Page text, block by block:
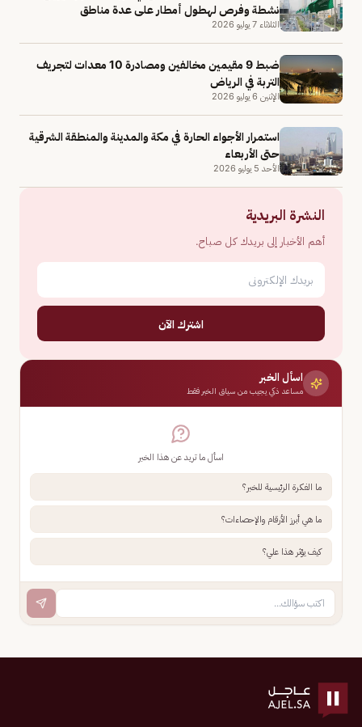
نشطة وفرص لهطول أمطار على عدة مناطق
الثلاثاء 7 يوليو 2026
ضبط 9 مقيمين مخالفين ومصادرة 10 معدات لتجريف
التربة في الرياض
الإثنين 6 يوليو 2026
استمرار الأجواء الحارة في مكة والمدينة والمنطقة الشرقية
حتى الأربعاء
الأحد 5 يوليو 2026
النشرة البريدية
أهم الأخبار إلى بريدك كل صباح.
اشترك الآن
اسأل الخبر
مساعد ذكي يجيب من سياق الخبر فقط
اسأل ما تريد عن هذا الخبر
ما الفكرة الرئيسية للخبر؟
ما هي أبرز الأرقام والإحصاءات؟
كيف يؤثر هذا علي؟